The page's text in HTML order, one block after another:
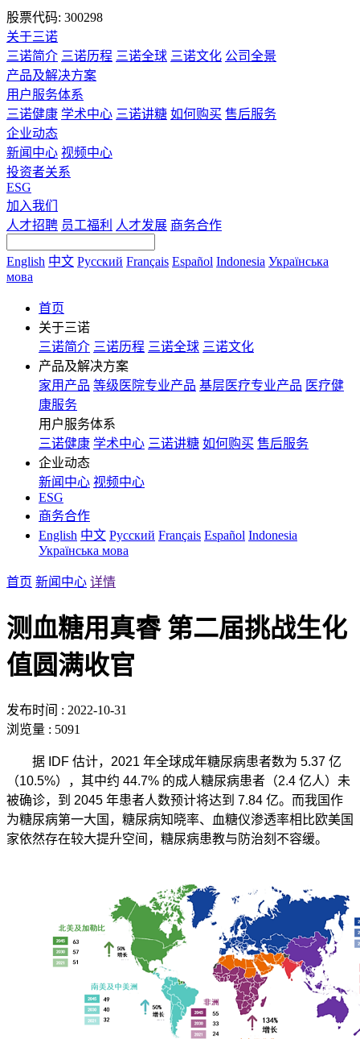
股票代码: 300298
关于三诺
三诺简介 三诺历程 三诺全球 三诺文化 公司全景
产品及解决方案
用户服务体系
三诺健康 学术中心 三诺讲糖 如何购买 售后服务
企业动态
新闻中心 视频中心
投资者关系
ESG
加入我们
人才招聘 员工福利 人才发展 商务合作
English 中文 Русский Français Español Indonesia Українська
мова
首页
关于三诺
三诺简介 三诺历程 三诺全球 三诺文化
产品及解决方案
家用产品 等级医院专业产品 基层医疗专业产品 医疗健
康服务
用户服务体系
三诺健康 学术中心 三诺讲糖 如何购买 售后服务
企业动态
新闻中心 视频中心
ESG
商务合作
English 中文 Русский Français Español Indonesia
Українська мова
首页 新闻中心 详情
测血糖用真睿 第二届挑战生化
值圆满收官
发布时间 : 2022-10-31
浏览量 : 5091
据 IDF 估计， 2021 年全球成年糖尿病患者数为 5.37 亿
（10.5%），其中约 44.7% 的成人糖尿病患者（2.4 亿人）未
被确诊，到 2045 年患者人数预计将达到 7.84 亿。而我国作
为糖尿病第一大国，糖尿病知晓率、血糖仪渗透率相比欧美国
家依然存在较大提升空间，糖尿病患教与防治刻不容缓。